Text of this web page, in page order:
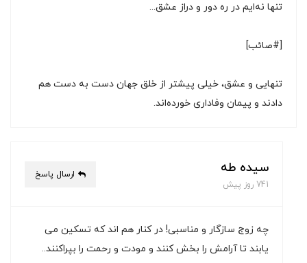
تنها نه‌ایم در ره دور و دراز عشق...
[#صائب]
تنهایی و عشق، خیلی پیشتر از خلق جهان دست به دست هم
دادند و پیمان وفاداری خورده‌اند.
سیده طه
741 روز پیش
ارسال پاسخ
چه زوج سازگار و مناسبی! در کنار هم اند که تسکین می
یابند تا آرامش را بخش کنند و مودت و رحمت را بپراکنند..‌